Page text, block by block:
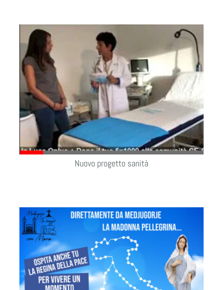
Nuovo progetto sanità